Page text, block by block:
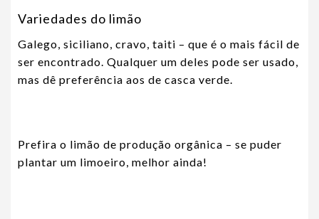
Variedades do limão
Galego, siciliano, cravo, taiti – que é o mais fácil de
ser encontrado. Qualquer um deles pode ser usado,
mas dê preferência aos de casca verde.
Prefira o limão de produção orgânica – se puder
plantar um limoeiro, melhor ainda!